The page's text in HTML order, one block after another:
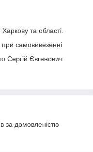
та області.
при самовивезенні
Сергій Євгенович
за домовленістю